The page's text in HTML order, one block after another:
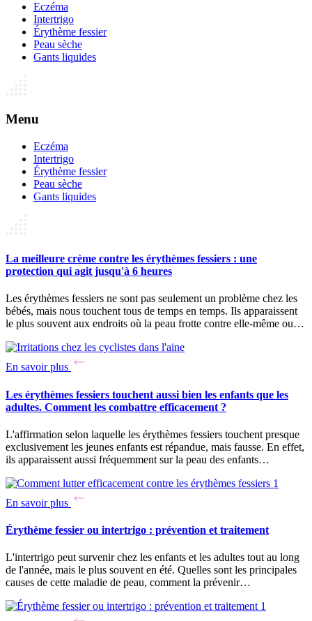
Eczéma
Intertrigo
Érythème fessier
Peau sèche
Gants liquides
Menu
Eczéma
Intertrigo
Érythème fessier
Peau sèche
Gants liquides
La meilleure crème contre les érythèmes fessiers : une
protection qui agit jusqu'à 6 heures
Les érythèmes fessiers ne sont pas seulement un problème chez les
bébés, mais nous touchent tous de temps en temps. Ils apparaissent
le plus souvent aux endroits où la peau frotte contre elle-même ou…
En savoir plus
Les érythèmes fessiers touchent aussi bien les enfants que les
adultes. Comment les combattre efficacement ?
L'affirmation selon laquelle les érythèmes fessiers touchent presque
exclusivement les jeunes enfants est répandue, mais fausse. En effet,
ils apparaissent aussi fréquemment sur la peau des enfants…
En savoir plus
Érythème fessier ou intertrigo : prévention et traitement
L'intertrigo peut survenir chez les enfants et les adultes tout au long
de l'année, mais le plus souvent en été. Quelles sont les principales
causes de cette maladie de peau, comment la prévenir…